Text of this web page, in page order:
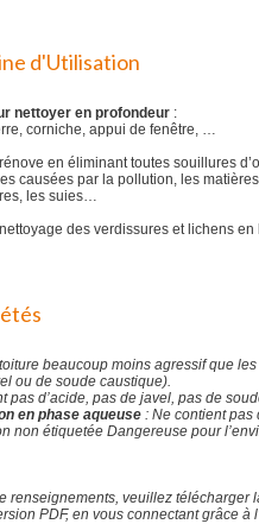
d'Utilisation
nettoyer en profondeur :
corniche, appui de fenêtre, …
en éliminant toutes souillures
causées par la pollution, les
les suies…
des verdissures et lichens
beaucoup moins agressif que
ou de soude caustique).
pas d’acide, pas de javel, pas de
en phase aqueuse : Ne contient pas
non étiquetée Dangereuse pour
renseignements, veuillez télécharger
PDF, en vous connectant grâce à